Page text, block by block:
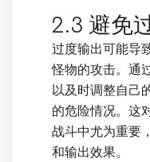
2.3 避免
过度输出可能导
怪物的攻击。通
以及时调整自己
的危险情况。这
战斗中尤为重要
和输出效果。